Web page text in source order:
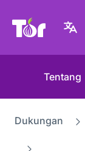
Situs
Tentang
Dukungan